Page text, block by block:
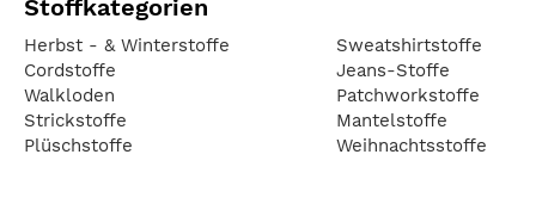
Stoffkategorien
Herbst - & Winterstoffe
Cordstoffe
Walkloden
Strickstoffe
Plüschstoffe
Sweatshirtstoffe
Jeans-Stoffe
Patchworkstoffe
Mantelstoffe
Weihnachtsstoffe